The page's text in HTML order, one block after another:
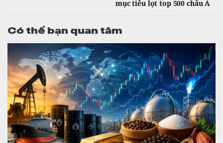
mục tiêu lọt top 500 châu Á
Có thể bạn quan tâm